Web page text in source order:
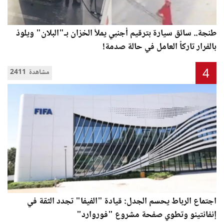
طنجة.. سائق سيارة بترقيم أجنبي يملأ الخزان بـ"البلان" ويلوذ
بالفرار تاركاً العامل في حالة صدمة!
2411 مشاهدة 4
اجتماع الرباط يحسم الجدل: قيادة "الفيفا" تجدد الثقة في
إنفانتينو وتطوي صفحة مشروع "فوروارد"